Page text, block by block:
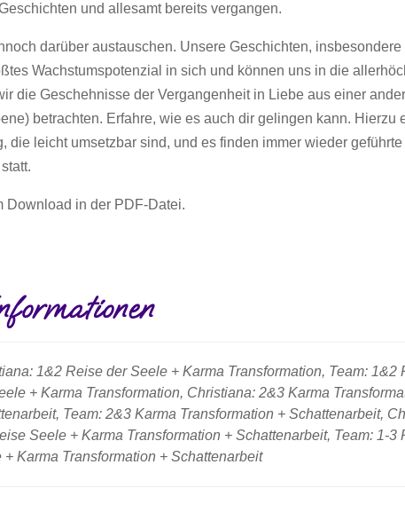
und allesamt bereits vergangen.
darüber austauschen. Unsere Geschichten,
Wachstumspotenzial in sich und können uns in die
die Geschehnisse der Vergangenheit in Liebe aus einer
betrachten. Erfahre, wie es auch dir gelingen kann. Hierzu
die leicht umsetzbar sind, und es finden immer wieder
Download in der PDF-Datei.
1&2 Reise der Seele + Karma Transformation, Team: 1&2
+ Karma Transformation, Christiana: 2&3 Karma
Team: 2&3 Karma Transformation + Schattenarbeit,
Seele + Karma Transformation + Schattenarbeit, Team: 1-3
+ Karma Transformation + Schattenarbeit